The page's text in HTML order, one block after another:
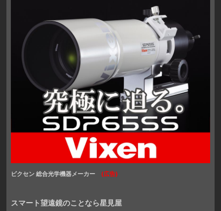
ビクセン 総合光学機器メーカー (広告)
スマート望遠鏡のことなら星見屋